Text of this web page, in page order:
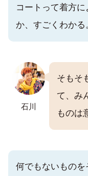
コートって着方
か、すごくわかる
石川
そもそ
て、み
ものは
何でもないもの